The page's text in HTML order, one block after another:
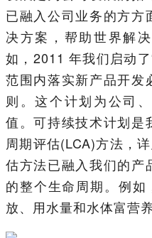
已融入公司业务的方方
决方案，帮助世界解
如，2011 年我们启动
范围内落实新产品开发
则。这个计划为公司
值。可持续技术计划是
周期评估(LCA)方法，
估方法已融入我们的产
的整个生命周期。例
放、用水量和水体富营